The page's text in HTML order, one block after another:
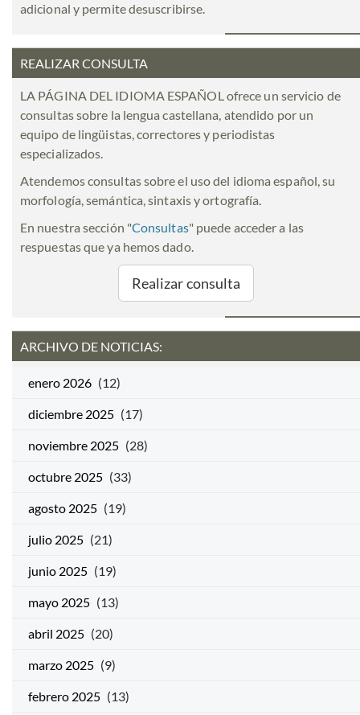
adicional y permite desuscribirse.
REALIZAR CONSULTA
LA PÁGINA DEL IDIOMA ESPAÑOL ofrece un servicio de
consultas sobre la lengua castellana, atendido por un
equipo de lingüistas, correctores y periodistas
especializados.
Atendemos consultas sobre el uso del idioma español, su
morfología, semántica, sintaxis y ortografía.
En nuestra sección "Consultas" puede acceder a las
respuestas que ya hemos dado.
Realizar consulta
ARCHIVO DE NOTICIAS:
enero 2026 (12)
diciembre 2025 (17)
noviembre 2025 (28)
octubre 2025 (33)
agosto 2025 (19)
julio 2025 (21)
junio 2025 (19)
mayo 2025 (13)
abril 2025 (20)
marzo 2025 (9)
febrero 2025 (13)